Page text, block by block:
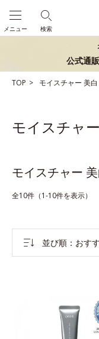
検索
メニュー
公式通
TOP モイスチャー 美白
モイスチャ
モイスチャー
全10件（1-10件を表示）
並び順 おす